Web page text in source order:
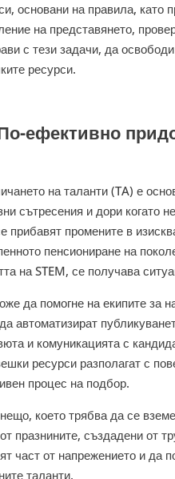
основани на правила, като
на представянето,
с тези задачи, да
ресурси.
ефективно
на таланти (TA) е
сътресения и дори когато
прибавят промените в
пенсиониране на
на STEM, се получава
да помогне на екипите за
автоматизират
и комуникацията с
ресурси разполагат с
процес на подбор.
което трябва да се
празнините, създадени от
част от напрежението и да
таланти.